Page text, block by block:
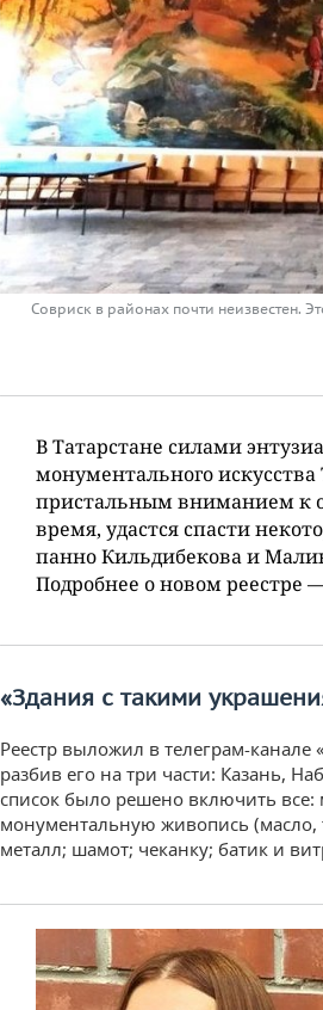
Совриск в районах почти неизвестен.
В Татарстане силами
монументального
пристальным вниманием к
время, удастся спасти
панно Кильдибекова и
Подробнее о новом реестре
«Здания с такими
Реестр выложил в телеграм-канале «
разбив его на три части: Казань,
список было решено включить все:
монументальную живопись (масло,
металл; шамот; чеканку; батик и